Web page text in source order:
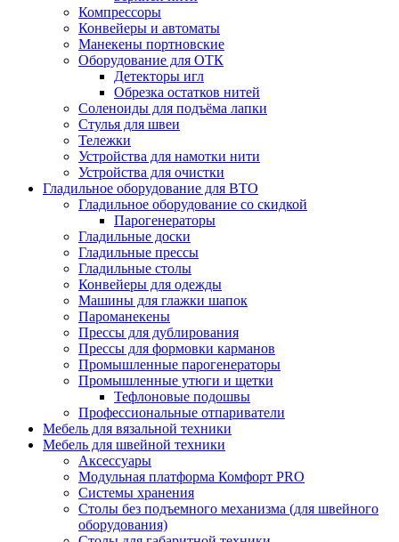
Компрессоры
Конвейеры и автоматы
Манекены портновские
Оборудование для ОТК
Детекторы игл
Обрезка остатков нитей
Соленоиды для подъёма лапки
Стулья для швеи
Тележки
Устройства для намотки нити
Устройства для очистки
Гладильное оборудование для ВТО
Гладильное оборудование со скидкой
Парогенераторы
Гладильные доски
Гладильные прессы
Гладильные столы
Конвейеры для одежды
Машины для глажки шапок
Пароманекены
Прессы для дублирования
Прессы для формовки карманов
Промышленные парогенераторы
Промышленные утюги и щетки
Тефлоновые подошвы
Профессиональные отпариватели
Мебель для вязальной техники
Мебель для швейной техники
Аксессуары
Модульная платформа Комфорт PRO
Системы хранения
Столы без подъемного механизма (для швейного
оборудования)